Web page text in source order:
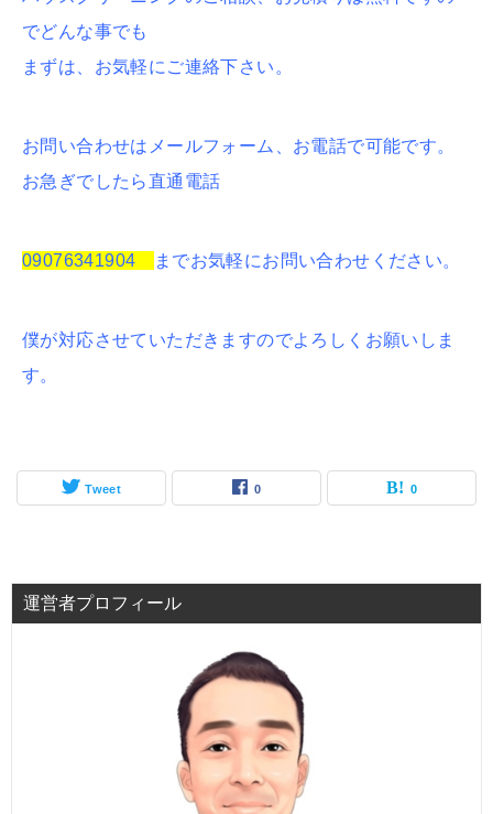
でどんな事でも
まずは、お気軽にご連絡下さい。
お問い合わせはメールフォーム、お電話で可能です。
お急ぎでしたら直通電話
09076341904 までお気軽にお問い合わせください。
僕が対応させていただきますのでよろしくお願いしま
す。
Tweet 0 0
運営者プロフィール